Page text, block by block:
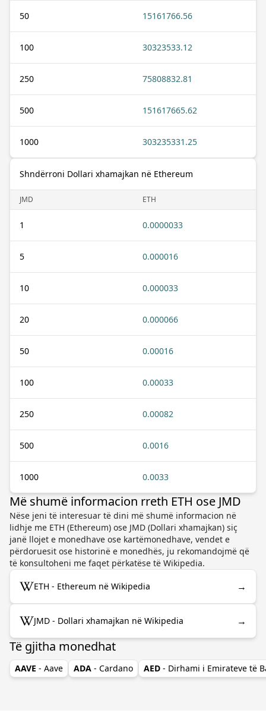
50 15161766.56
100 30323533.12
250 75808832.81
500 151617665.62
1000 303235331.25
Shndërroni Dollari xhamajkan në Ethereum
JMD ETH
1 0.0000033
5 0.000016
10 0.000033
20 0.000066
50 0.00016
100 0.00033
250 0.00082
500 0.0016
1000 0.0033
Më shumë informacion rreth ETH ose JMD
Nëse jeni të interesuar të dini më shumë informacion në
lidhje me ETH (Ethereum) ose JMD (Dollari xhamajkan) siç
janë llojet e monedhave ose kartëmonedhave, vendet e
përdoruesit ose historinë e monedhës, ju rekomandojmë që
të konsultoheni me faqet përkatëse të Wikipedia.
ETH - Ethereum në Wikipedia →
JMD - Dollari xhamajkan në Wikipedia →
Të gjitha monedhat
AAVE - Aave ADA - Cardano AED - Dirhami i Emirateve të